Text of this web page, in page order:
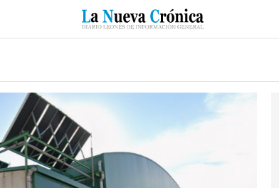
SUCESOS CULTURAS ESPECIALES DEPORTES